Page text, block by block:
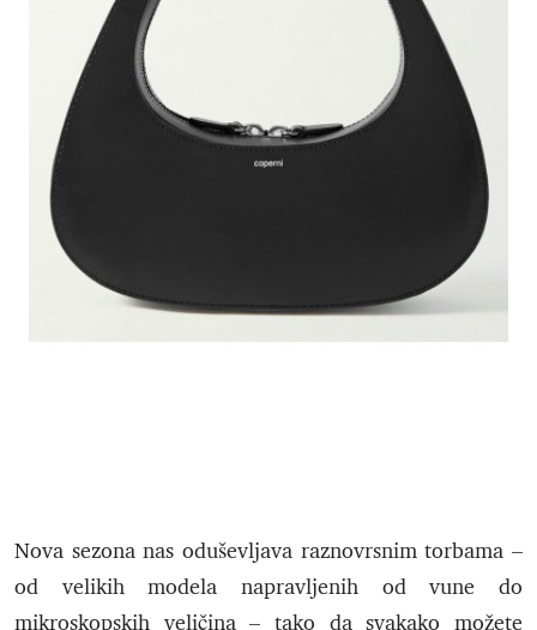
Nova sezona nas oduševljava raznovrsnim torbama –
od velikih modela napravljenih od vune do
mikroskopskih veličina – tako da svakako možete